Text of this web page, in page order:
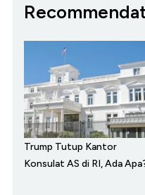
Trump Tutup Kantor
Konsulat AS di RI, Ada